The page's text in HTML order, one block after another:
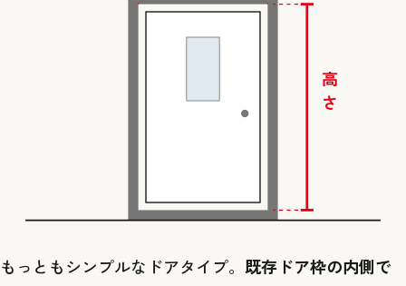
高さ
もっともシンプルなドアタイプ。 既存ドア枠の内側で